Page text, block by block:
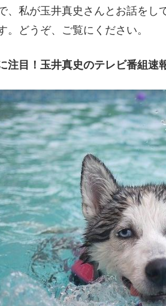
、私が玉井真史さんとお話をし
。どうぞ、ご覧にください。
注目！玉井真史のテレビ番組速